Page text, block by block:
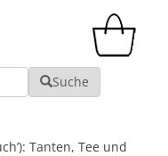
Suche
Tanten, Tee und